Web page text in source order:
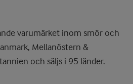
varumärket inom smör och
Mellanöstern &
och säljs i 95 länder.